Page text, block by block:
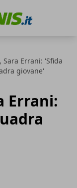
Sara Errani: 'Sfida
giovane'
Errani: